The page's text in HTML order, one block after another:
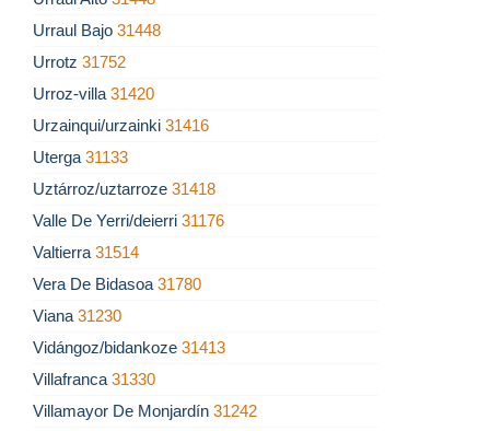
Urraul Bajo 31448
Urrotz 31752
Urroz-villa 31420
Urzainqui/urzainki 31416
Uterga 31133
Uztárroz/uztarroze 31418
Valle De Yerri/deierri 31176
Valtierra 31514
Vera De Bidasoa 31780
Viana 31230
Vidángoz/bidankoze 31413
Villafranca 31330
Villamayor De Monjardín 31242